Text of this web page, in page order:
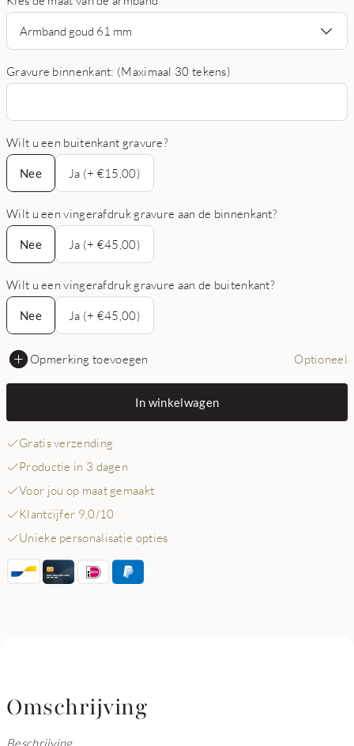
Armband goud 61 mm
Gravure binnenkant: (Maximaal 30 tekens)
Wilt u een buitenkant gravure?
Nee
Nee
Ja (+ €15,00)
Wilt u een vingerafdruk gravure aan de binnenkant?
Nee
Nee
Ja (+ €45,00)
Wilt u een vingerafdruk gravure aan de buitenkant?
Nee
Nee
Ja (+ €45,00)
Opmerking toevoegen Optioneel
In winkelwagen
Gratis verzending
Productie in 3 dagen
Voor jou op maat gemaakt
Klantcijfer 9,0/10
Unieke personalisatie opties
Omschrijving
Beschrijving